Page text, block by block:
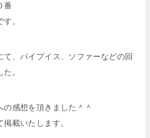
番
。
て、パイプイス、ソファーなどの回
。
の感想を頂きました＾＾
載いたします。